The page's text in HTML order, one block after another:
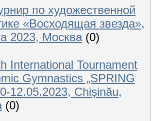
по художественной
«Восходящая звезда»,
2023, Москва (0)
International Tournament
Gymnastics „SPRING
12.05.2023, Chișinău,
(0)